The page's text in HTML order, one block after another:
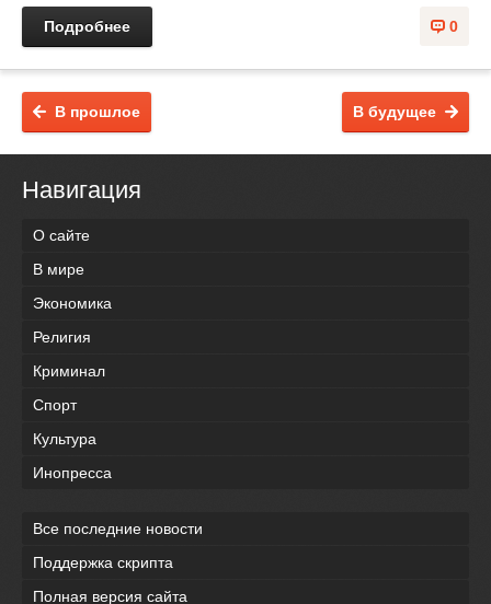
0
Подробнее
В будущее
В прошлое
Навигация
О сайте
В мире
Экономика
Религия
Криминал
Спорт
Культура
Инопресса
Все последние новости
Поддержка скрипта
Полная версия сайта